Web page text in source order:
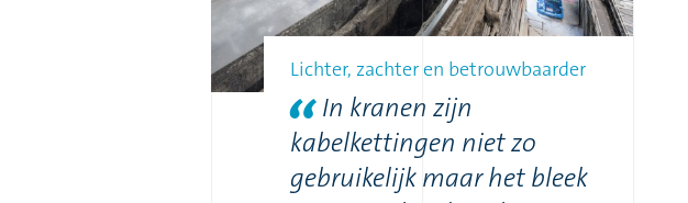
Lichter, zachter en betrouwbaarder
In kranen zijn
kabelkettingen niet zo
gebruikelijk maar het bleek